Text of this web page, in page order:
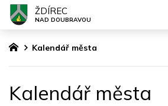
Kalendář města
Kalendář města
ŽDÍREC
NAD DOUBRAVOU